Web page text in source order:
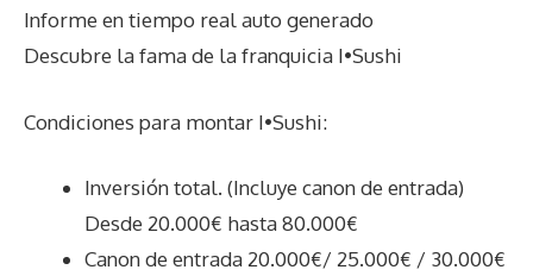
Informe en tiempo real auto generado
Descubre la fama de la franquicia I•Sushi
Condiciones para montar I•Sushi:
Inversión total. (Incluye canon de entrada)
Desde 20.000€ hasta 80.000€
Canon de entrada 20.000€/ 25.000€ / 30.000€